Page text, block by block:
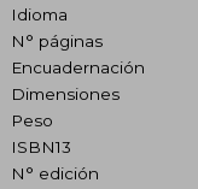
Idioma
N° páginas
Encuadernación
Dimensiones
Peso
ISBN13
N° edición